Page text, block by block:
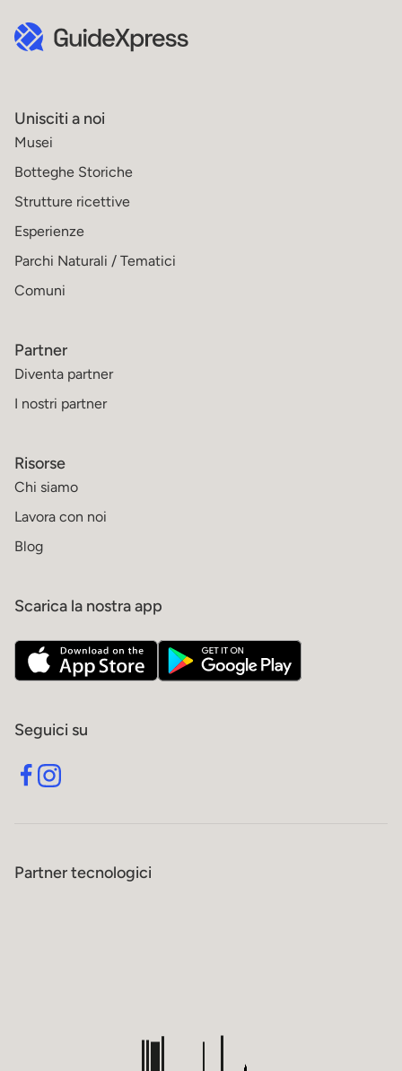
Unisciti a noi
Musei
Botteghe Storiche
Strutture ricettive
Esperienze
Parchi Naturali / Tematici
Comuni
Partner
Diventa partner
I nostri partner
Risorse
Chi siamo
Lavora con noi
Blog
Scarica la nostra app
Seguici su
Partner tecnologici